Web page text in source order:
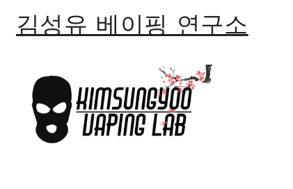
김성유 베이핑 연구소